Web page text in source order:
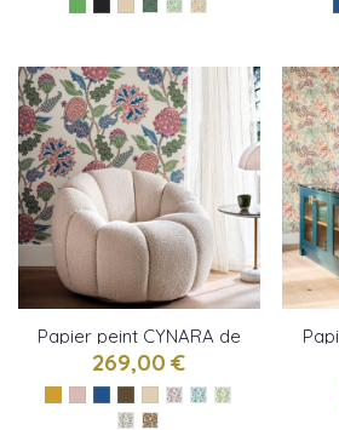
Papier peint CYNARA de
Osborne & Little
269,00 €